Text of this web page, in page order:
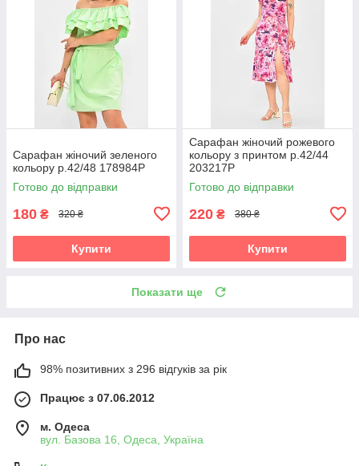
Сарафан жіночий зеленого
кольору р.42/48 178984P
Готово до відправки
180 ₴ 320 ₴
Купити
Сарафан жіночий рожевого
кольору з принтом р.42/44
203217P
Готово до відправки
220 ₴ 380 ₴
Купити
Показати ще
Про нас
98% позитивних з 296 відгуків за рік
Працює з 07.06.2012
м. Одеса
вул. Базова 16, Одеса, Україна